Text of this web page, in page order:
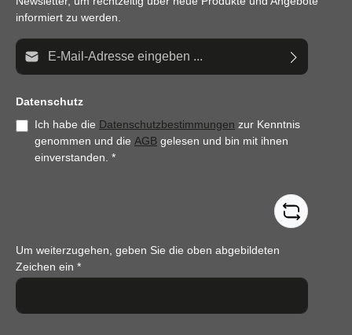
informiert zu werden.
E-Mail-Adresse*
Datenschutz
Ich habe die Datenschutzbestimmungen zur Kenntnis
genommen und die AGB gelesen und bin mit ihnen
einverstanden. *
Um weiterzugehen, geben Sie die oben abgebildeten
Zeichen ein *